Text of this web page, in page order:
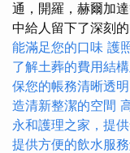
通，開羅，赫爾加
中給人留下了深刻的
能滿足您的口味 護
了解土葬的費用結
保您的帳務清晰透明
造清新整潔的空間
永和護理之家，提
提供方便的飲水服